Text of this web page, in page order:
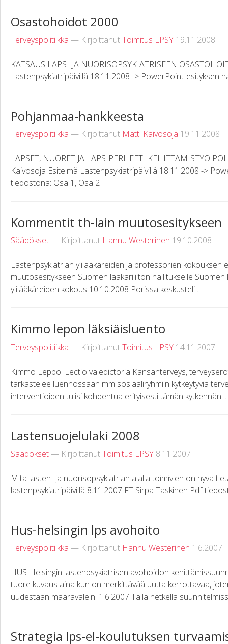
Osastohoidot 2000
Terveyspolitiikka — KirjoittanutToimitus LPSY 19.11.2008
KATSAUS LAPSI-JA NUORISOPSYKIATRISEEN
Lastenpsykiatripäivillä 18.11.2008 -> PowerPoint-esityksen
Pohjanmaa-hankkeesta
Terveyspolitiikka — Kirjoittanut Matti Kaivosoja 19.11.2008
LAPSET, NUORET JA LAPSIPERHEET -KEHITTÄMISTYÖ
Kaivosoja Esitelmä Lastenpsykiatripäivillä 18.11.2008 ->
tiedostona: Osa 1, Osa 2
Kommentit th-lain muutosesitykseen
Säädökset— Kirjoittanut Hannu Westerinen 19.10.2008
Lastenpsykiatrian ylilääkäreiden ja professorien kokouksen
muutosesitykseen Suomen lääkäriliiton hallitukselle
ylilääkäreiden kokous 10.10.2008 Porissa keskusteli ...
Kimmo lepon läksiäisluento
Terveyspolitiikka — KirjoittanutToimitus LPSY 14.11.2007
Kimmo Leppo: Lectio valedictoria Kansanterveys,
tarkastelee luennossaan mm sosiaaliryhmiin kytkeytyviä
interventioiden tulisi kohdentua erityisesti tämän kytkennän ...
Lastensuojelulaki 2008
Säädökset— KirjoittanutToimitus LPSY 8.11.2007
Mitä lasten- ja nuorisopsykiatrian alalla toimivien on hyvä
lastenpsykiatripäivillä 8.11.2007 FT Sirpa Taskinen Pdf-
Hus-helsingin lps avohoito
Terveyspolitiikka — Kirjoittanut Hannu Westerinen 1.6.2007
HUS-Helsingin lastenpsykiatrisen avohoidon
tuore kuvaus aina kun on merkittävää uutta kerrottavaa,
uudestaan määrävälein. 1.6.2007 Tällä hetkellä
Strategia lps-el-koulutuksen